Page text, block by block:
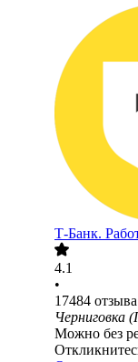
Т-Банк.
4.1
•
17484 отзыва
Черниговка
Можно без